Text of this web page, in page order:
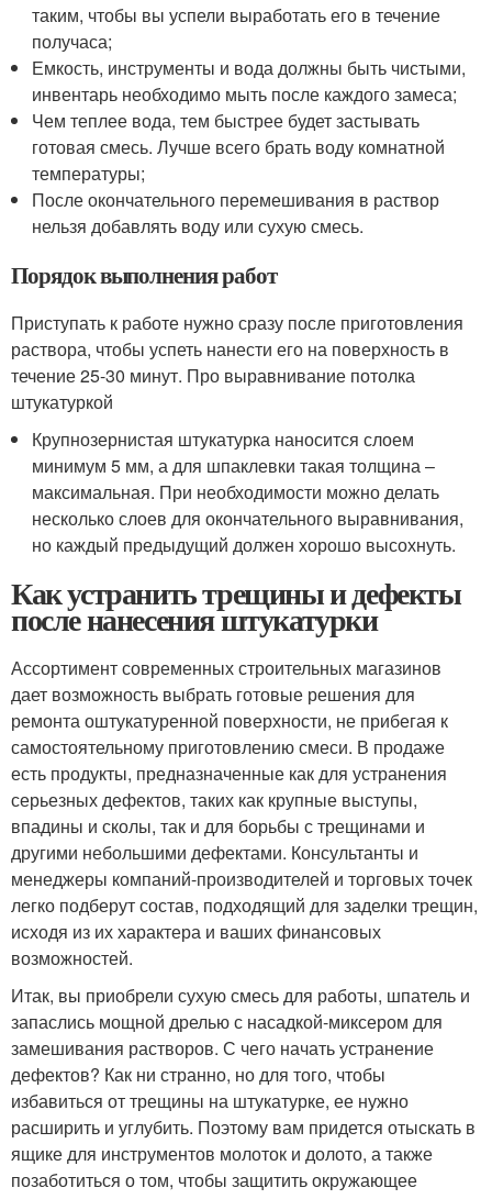
таким, чтобы вы успели выработать его в течение
получаса;
Емкость, инструменты и вода должны быть чистыми,
инвентарь необходимо мыть после каждого замеса;
Чем теплее вода, тем быстрее будет застывать
готовая смесь. Лучше всего брать воду комнатной
температуры;
После окончательного перемешивания в раствор
нельзя добавлять воду или сухую смесь.
Порядок выполнения работ
Приступать к работе нужно сразу после приготовления
раствора, чтобы успеть нанести его на поверхность в
течение 25-30 минут. Про выравнивание потолка
штукатуркой
Крупнозернистая штукатурка наносится слоем
минимум 5 мм, а для шпаклевки такая толщина –
максимальная. При необходимости можно делать
несколько слоев для окончательного выравнивания,
но каждый предыдущий должен хорошо высохнуть.
Как устранить трещины и дефекты
после нанесения штукатурки
Ассортимент современных строительных магазинов
дает возможность выбрать готовые решения для
ремонта оштукатуренной поверхности, не прибегая к
самостоятельному приготовлению смеси. В продаже
есть продукты, предназначенные как для устранения
серьезных дефектов, таких как крупные выступы,
впадины и сколы, так и для борьбы с трещинами и
другими небольшими дефектами. Консультанты и
менеджеры компаний-производителей и торговых точек
легко подберут состав, подходящий для заделки трещин,
исходя из их характера и ваших финансовых
возможностей.
Итак, вы приобрели сухую смесь для работы, шпатель и
запаслись мощной дрелью с насадкой-миксером для
замешивания растворов. С чего начать устранение
дефектов? Как ни странно, но для того, чтобы
избавиться от трещины на штукатурке, ее нужно
расширить и углубить. Поэтому вам придется отыскать в
ящике для инструментов молоток и долото, а также
позаботиться о том, чтобы защитить окружающее